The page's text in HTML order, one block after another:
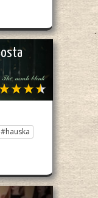
𝒯𝒽𝑒 𝓂𝓂𝒽 𝒷𝓁𝒾𝓃𝓀
#hauska